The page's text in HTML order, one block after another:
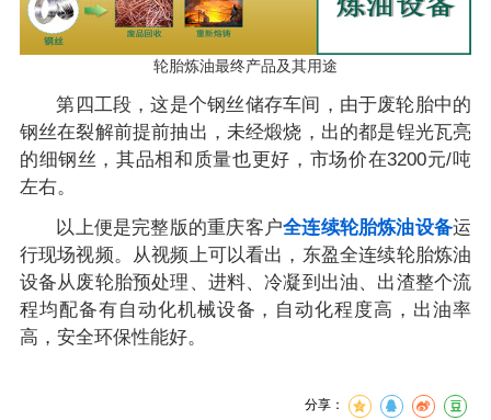
轮胎炼油最终产品及其用途
第四工段，这是个钢丝储存车间，由于废轮胎中的
钢丝在裂解前提前抽出，未经煅烧，出的都是锃光瓦亮
的细钢丝，其品相和质量也更好，市场价在3200元/吨
左右。
以上便是完整版的重庆客户全连续轮胎炼油设备运
行现场视频。从视频上可以看出，东盈全连续轮胎炼油
设备从废轮胎预处理、进料、冷凝到出油、出渣整个流
程均配备有自动化机械设备，自动化程度高，出油率
高，安全环保性能好。
分享：